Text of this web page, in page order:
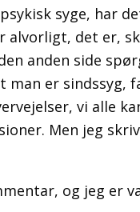
syge, har
alvorligt, det er,
anden side
man er
vi alle
Men jeg
og jeg er